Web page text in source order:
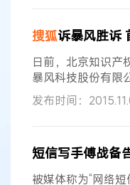
大唱片公司——环
公司、索尼音乐娱
有限公司与北京搜
搜狐诉暴风胜诉
日前，北京知识产
暴风科技股份有限
《搜狐视频娱乐播
判决，认定暴风网
的同时，配合旁白
品，具有较高的独
发布时间：
短信写手傅战备
被媒体称为“网络